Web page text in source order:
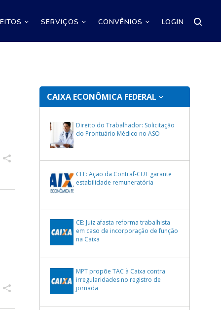
SERVIÇOS CONVÊNIOS LOGIN
CAIXA ECONÔMICA FEDERAL
Direito do Trabalhador: Solicitação
do Prontuário Médico no ASO
CEF: Ação da Contraf-CUT garante
estabilidade remuneratória
CE: Juiz afasta reforma trabalhista
em caso de incorporação de função
na Caixa
MPT propõe TAC à Caixa contra
irregularidades no registro de
jornada